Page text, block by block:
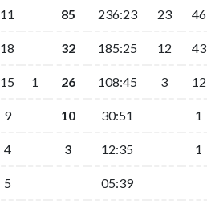
11 85 236:23 23 46
18 32 185:25 12 43
15 1 26 108:45 3 12
9 10 30:51 1
4 3 12:35 1
5 05:39
11 85 236:23 23 46
18 32 185:25 12 43
15 1 26 108:45 3 12
9 10 30:51 1
4 3 12:35 1
5 05:39